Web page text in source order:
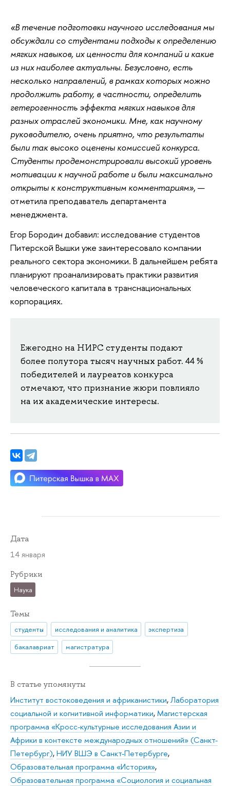
«В течение подготовки научного исследования мы
обсуждали со студентами подходы к определению
мягких навыков, их ценности для компаний и какие
из них наиболее актуальны. Безусловно, есть
несколько направлений, в рамках которых можно
продолжить работу, в частности, определить
гетерогенность эффекта мягких навыков для
разных отраслей экономики. Мне, как научному
руководителю, очень приятно, что результаты
были так высоко оценены комиссией конкурса.
Студенты продемонстрировали высокий уровень
мотивации к научной работе и были максимально
открыты к конструктивным комментариям», —
отметила преподаватель департамента
менеджмента.
Егор Бородин добавил: исследование студентов
Питерской Вышки уже заинтересовало компании
реального сектора экономики. В дальнейшем ребята
планируют проанализировать практики развития
человеческого капитала в транснациональных
корпорациях.
Ежегодно на НИРС студенты подают
более полутора тысяч научных работ. 44 %
победителей и лауреатов конкурса
отмечают, что признание жюри повлияло
на их академические интересы.
Дата
14 января
Рубрики
Наука
Темы
студенты исследования и аналитика
экспертиза
бакалавриат
магистратура
В статье упомянуты
Институт востоковедения и африканистики,Лаборатория
социальной и когнитивной информатики,Магистерская
программа «Кросс-культурные исследования Азии и
Африки в контексте международных отношений» (Санкт-
Петербург),НИУ ВШЭ в Санкт-Петербурге,
Образовательная программа «История»,
Образовательная программа «Социология и социальная